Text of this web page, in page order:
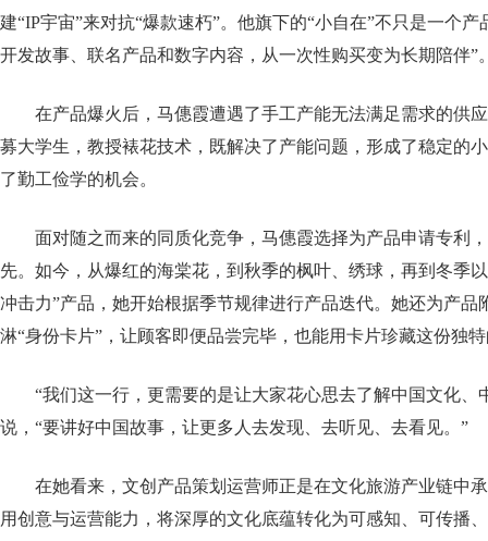
建“IP宇宙”来对抗“爆款速朽”。他旗下的“小自在”不只是一个
开发故事、联名产品和数字内容，从一次性购买变为长期陪伴”
在产品爆火后，马僡霞遭遇了手工产能无法满足需求的供
募大学生，教授裱花技术，既解决了产能问题，形成了稳定的
了勤工俭学的机会。
面对随之而来的同质化竞争，马僡霞选择为产品申请专利
先。如今，从爆红的海棠花，到秋季的枫叶、绣球，再到冬季
冲击力”产品，她开始根据季节规律进行产品迭代。她还为产品
淋“身份卡片”，让顾客即便品尝完毕，也能用卡片珍藏这份独
“我们这一行，更需要的是让大家花心思去了解中国文化、
说，“要讲好中国故事，让更多人去发现、去听见、去看见。”
在她看来，文创产品策划运营师正是在文化旅游产业链中
用创意与运营能力，将深厚的文化底蕴转化为可感知、可传播